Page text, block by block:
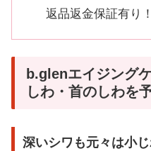
返品返金保証有り
b.glenエイジング
しわ・首のしわを
深いシワも元々は小